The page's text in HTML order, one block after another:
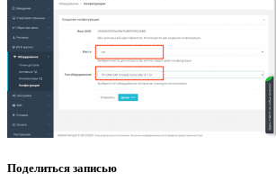
Поделиться записью